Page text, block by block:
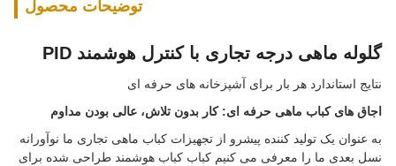
توضیحات محصول
گلوله ماهی درجه تجاری با کنترل هوشمند PID
نتایج استاندارد هر بار برای آشپزخانه های حرفه ای
اجاق های کباب ماهی حرفه ای: کار بدون تلاش، عالی بودن مداوم
به عنوان یک تولید کننده پیشرو از تجهیزات کباب ماهی تجاری ما نوآورانه
نسل بعدی ما را معرفی می کنیم کباب کباب هوشمند طراحی شده برای